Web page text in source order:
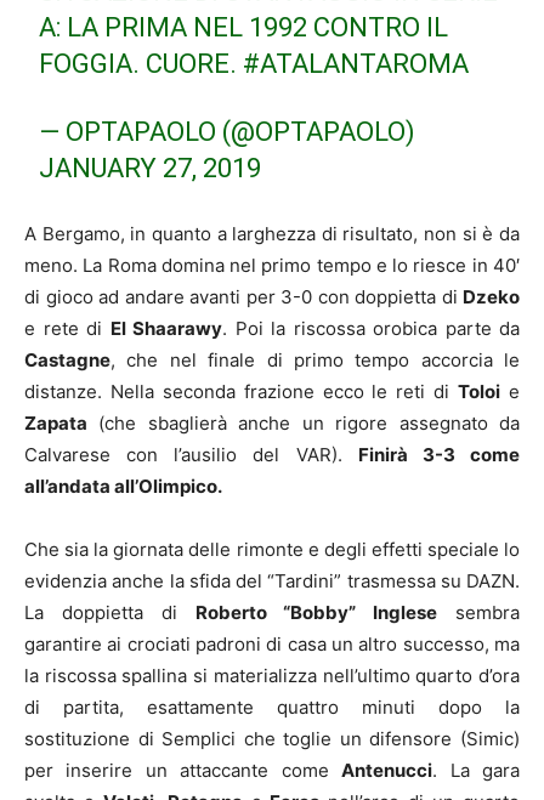
A: LA PRIMA NEL 1992 CONTRO IL
FOGGIA. CUORE. #ATALANTAROMA
— OPTAPAOLO (@OPTAPAOLO)
JANUARY 27, 2019
A Bergamo, in quanto a larghezza di risultato, non si è da
meno. La Roma domina nel primo tempo e lo riesce in 40′
di gioco ad andare avanti per 3-0 con doppietta di Dzeko
e rete di El Shaarawy. Poi la riscossa orobica parte da
Castagne, che nel finale di primo tempo accorcia le
distanze. Nella seconda frazione ecco le reti diToloi e
Zapata (che sbaglierà anche un rigore assegnato da
Calvarese con l’ausilio del VAR). Finirà 3-3 come
all’andata all’Olimpico.
Che sia la giornata delle rimonte e degli effetti speciale lo
evidenzia anche la sfida del “Tardini” trasmessa su DAZN.
La doppietta di Roberto “Bobby” Inglese sembra
garantire ai crociati padroni di casa un altro successo, ma
la riscossa spallina si materializza nell’ultimo quarto d’ora
di partita, esattamente quattro minuti dopo la
sostituzione di Semplici che toglie un difensore (Simic)
per inserire un attaccante comeAntenucci. La gara